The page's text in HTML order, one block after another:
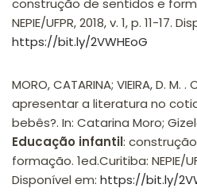
construção de sentidos e
NEPIE/UFPR, 2018, v. 1, p. 11-17.
https://bit.ly/2VWHEoG
MORO, CATARINA; VIEIRA, D.
apresentar a literatura no
bebês?. In: Catarina Moro;
Educação infantil:
formação. 1ed.Curitiba: NEPIE/
Disponível em: https://bit.ly/